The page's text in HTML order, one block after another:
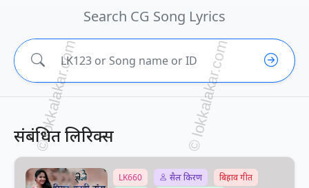
Search CG Song Lyrics
संबंधित लिरिक्स
LK660 सैल किरण
बिहाव गीत